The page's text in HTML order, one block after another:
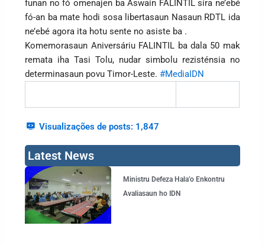
funan no fó omenajen ba Aswain FALINTIL sira ne’ebé
fó-an ba mate hodi sosa libertasaun Nasaun RDTL ida
ne’ebé agora ita hotu sente no asiste ba .
Komemorasaun Aniversáriu FALINTIL ba dala 50 mak
remata iha Tasi Tolu, nudar simbolu rezisténsia no
determinasaun povu Timor-Leste.#MediaIDN
Visualizações de posts: 1,847
Latest News
Ministru Defeza Hala’o Enkontru
Avaliasaun ho IDN
Page